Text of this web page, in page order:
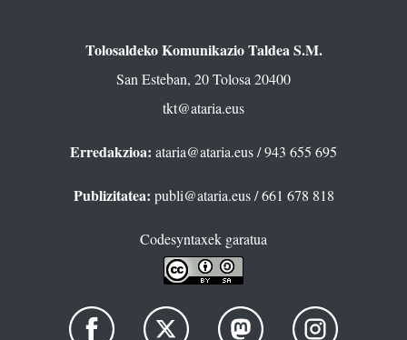
Tolosaldeko Komunikazio Taldea S.M.
San Esteban, 20 Tolosa 20400
tkt@ataria.eus
Erredakzioa: ataria@ataria.eus/ 943 655 695
Publizitatea: publi@ataria.eus/ 661 678 818
Codesyntaxek garatua